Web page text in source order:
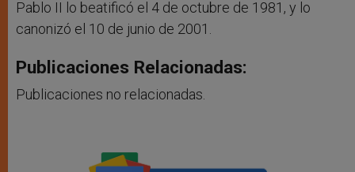
Pablo II lo beatificó el 4 de octubre de 1981, y lo
canonizó el 10 de junio de 2001.
Publicaciones Relacionadas:
Publicaciones no relacionadas.